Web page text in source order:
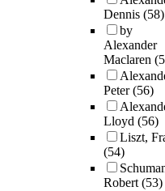
Dennis (58)
by
Alexander
Maclaren
Peter(56)
Lloyd (56)
Liszt,
(54)
Robert(53)